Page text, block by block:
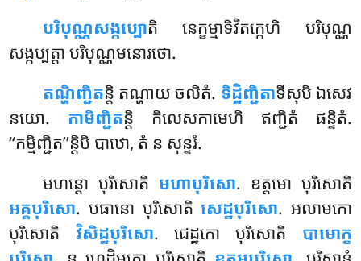
បរិបុណ្ណសង្កប្បោតិនេក្ខម្មាទិវិតក្កេហិ បរិបុណ្ណ
សង្កប្បត្តា បរិបុណ្ណមនោរថោ.
តណ្ហិញ្ជិតន្តិ តណ្ហាយ ចលិតំ. ទិដ្ឋិញ្ជិតាទីសុបិ ឯសេវ
នយោ. កាមិញ្ជិតន្តិ កិលេសកាមេហិ ឥញ្ជិតំ ផន្ទិតំ.
‘‘កម្មិញ្ជិត’’ន្តិបិ បាឋោ, តំ ន សុន្ទរំ.
មហន្តោ បុរិសោតិ មហាបុរិសោ. ឧត្តមោ បុរិសោតិ
អគ្គបុរិសោ. បធានោ បុរិសោតិសេដ្ឋបុរិសោ. អលាមកោ
បុរិសោតិ វិសិដ្ឋបុរិសោ. ជេដ្ឋកោ បុរិសោតិ បាមោក្ខ